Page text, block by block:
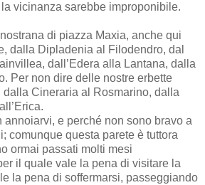
vicinanza sarebbe improponibile.
di piazza Maxia, anche qui
dalla Dipladenia al Filodendro, dal
dall’Edera alla Lantana, dalla
Per non dire delle nostre erbette
dalla Cineraria al Rosmarino, dalla
annoiarvi, e perché non sono bravo a
comunque questa parete è tuttora
ormai passati molti mesi
il quale vale la pena di visitare la
la pena di soffermarsi, passeggiando